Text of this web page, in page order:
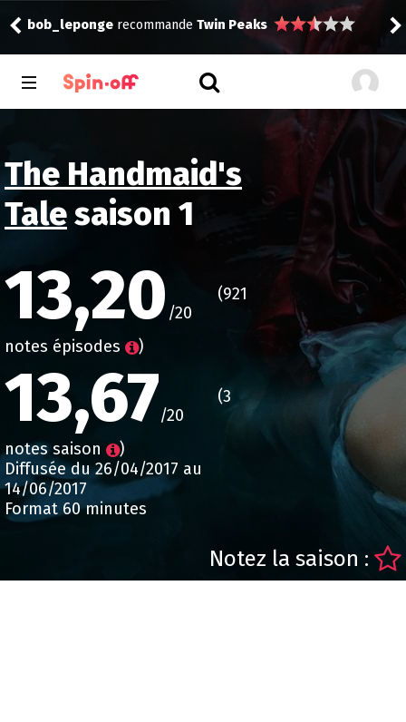
bob_leponge recommande Twin Peaks
The Handmaid's
Talesaison 1
13,20 /20
(921
notes épisodes )
13,67/20
(3
notes saison
)
Diffusée du 26/04/2017 au
14/06/2017
Format 60 minutes
Notez la saison :